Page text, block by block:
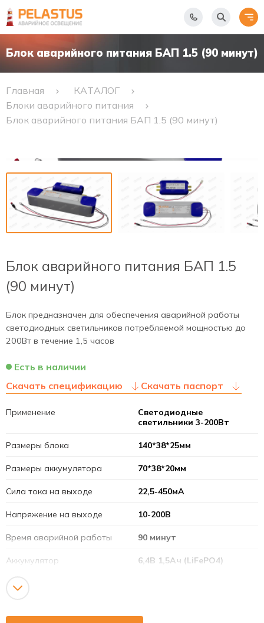
Блок аварийного питания БАП 1.5 (90 минут)
Главная
КАТАЛОГ
Блоки аварийного питания
Блок аварийного питания БАП 1.5 (90 минут)
Блок аварийного питания БАП 1.5
(90 минут)
Блок предназначен для обеспечения аварийной работы
светодиодных светильников потребляемой мощностью до
200Вт в течение 1,5 часов
Есть в наличии
Скачать спецификацию
Скачать паспорт
Применение
Светодиодные
светильники 3-200Вт
Размеры блока 140*38*25мм
Размеры аккумулятора 70*38*20мм
Сила тока на выходе 22,5-450мА
Напряжение на выходе 10-200В
Время аварийной работы 90 минут
Аккумулятор 6,4В 1,5Ач (LiFePO4)
Напряжение сети